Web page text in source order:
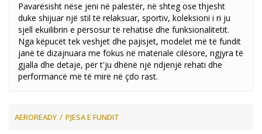
Pavarësisht nëse jeni në palestër, në shteg ose thjesht
duke shijuar një stil të relaksuar, sportiv, koleksioni i ri ju
sjell ekuilibrin e përsosur të rehatisë dhe funksionalitetit.
Nga këpucët tek veshjet dhe pajisjet, modelet më të fundit
janë të dizajnuara me fokus në materiale cilësore, ngjyra të
gjalla dhe detaje, për t'ju dhënë një ndjenjë rehati dhe
performancë më të mirë në çdo rast.
AEROREADY PJESA E FUNDIT